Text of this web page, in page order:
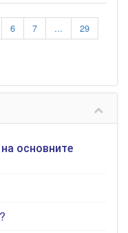
6 7 ...
29
основните